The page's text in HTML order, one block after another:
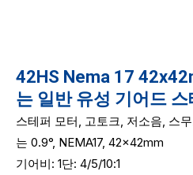
42HS Nema 17
는 일반 유성 기어드 스
스테퍼 모터, 고토크, 저소음, 스
는 0.9°, NEMA17, 42x42mm
기어비: 1단: 4/5/10:1